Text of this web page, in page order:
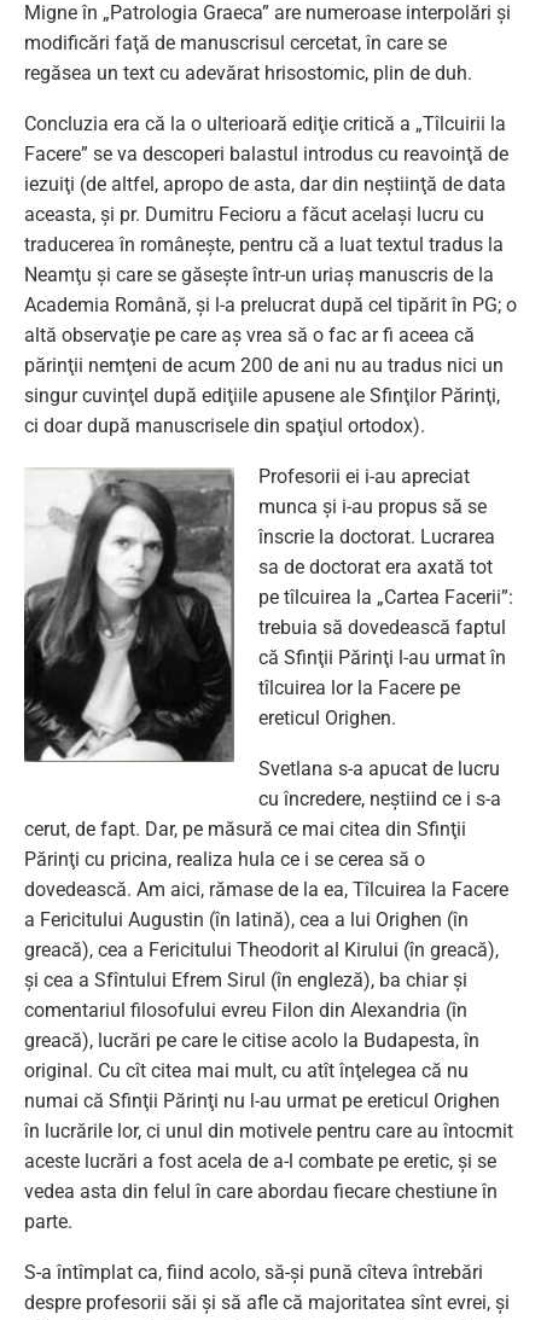
Migne în „Patrologia Graeca” are numeroase interpolări şi
modificări faţă de manuscrisul cercetat, în care se
regăsea un text cu adevărat hrisostomic, plin de duh.
Concluzia era că la o ulterioară ediţie critică a „Tîlcuirii la
Facere” se va descoperi balastul introdus cu reavoinţă de
iezuiţi (de altfel, apropo de asta, dar din neştiinţă de data
aceasta, şi pr. Dumitru Fecioru a făcut acelaşi lucru cu
traducerea în româneşte, pentru că a luat textul tradus la
Neamţu şi care se găseşte într-un uriaş manuscris de la
Academia Română, şi l-a prelucrat după cel tipărit în PG; o
altă observaţie pe care aş vrea să o fac ar fi aceea că
părinţii nemţeni de acum 200 de ani nu au tradus nici un
singur cuvinţel după ediţiile apusene ale Sfinţilor Părinţi,
ci doar după manuscrisele din spaţiul ortodox).
Profesorii ei i-au apreciat
munca şi i-au propus să se
înscrie la doctorat. Lucrarea
sa de doctorat era axată tot
pe tîlcuirea la „Cartea Facerii”:
trebuia să dovedească faptul
că Sfinţii Părinţi l-au urmat în
tîlcuirea lor la Facere pe
ereticul Orighen.
Svetlana s-a apucat de lucru
cu încredere, neştiind ce i s-a
cerut, de fapt. Dar, pe măsură ce mai citea din Sfinţii
Părinţi cu pricina, realiza hula ce i se cerea să o
dovedească. Am aici, rămase de la ea, Tîlcuirea la Facere
a Fericitului Augustin (în latină), cea a lui Orighen (în
greacă), cea a Fericitului Theodorit al Kirului (în greacă),
şi cea a Sfîntului Efrem Sirul (în engleză), ba chiar şi
comentariul filosofului evreu Filon din Alexandria (în
greacă), lucrări pe care le citise acolo la Budapesta, în
original. Cu cît citea mai mult, cu atît înţelegea că nu
numai că Sfinţii Părinţi nu l-au urmat pe ereticul Orighen
în lucrările lor, ci unul din motivele pentru care au întocmit
aceste lucrări a fost acela de a-l combate pe eretic, şi se
vedea asta din felul în care abordau fiecare chestiune în
parte.
S-a întîmplat ca, fiind acolo, să-şi pună cîteva întrebări
despre profesorii săi şi să afle că majoritatea sînt evrei, şi